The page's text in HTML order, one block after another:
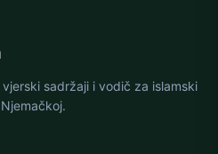
sadržaji i vodič za islamski